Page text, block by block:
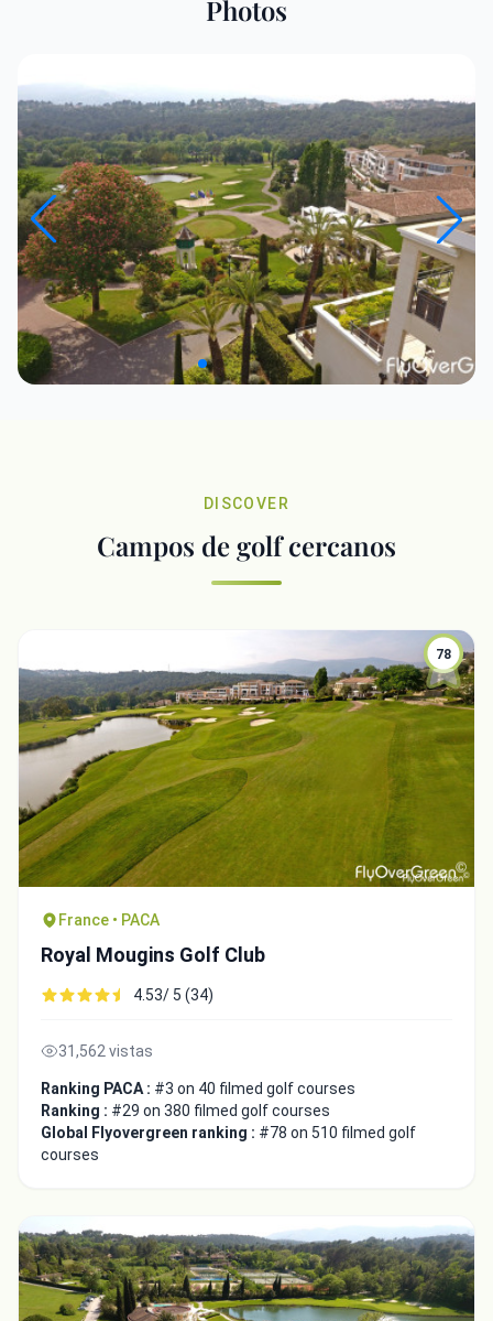
Photos
DISCOVER
Campos de golf cercanos
78
France • PACA
Royal Mougins Golf Club
4.53/ 5 (34)
31,562 vistas
Ranking PACA : #3 on 40 filmed golf courses
Ranking : #29 on 380 filmed golf courses
Global Flyovergreen ranking : #78 on 510 filmed golf
courses